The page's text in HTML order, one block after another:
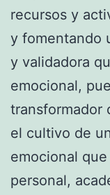
recursos y
y fomentando
y validadora
emocional,
transformador
el cultivo de
emocional
personal,